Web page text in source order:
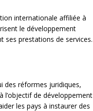
internationale affiliée à
le développement
ses prestations de services.
des réformes juridiques,
l’objectif de développement
les pays à instaurer des